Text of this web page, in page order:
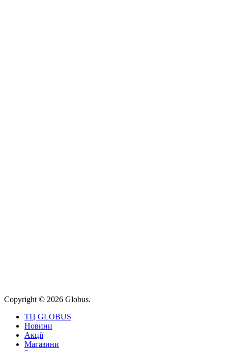
Copyright © 2026 Globus.
ТЦ GLOBUS
Новини
Акції
Магазини